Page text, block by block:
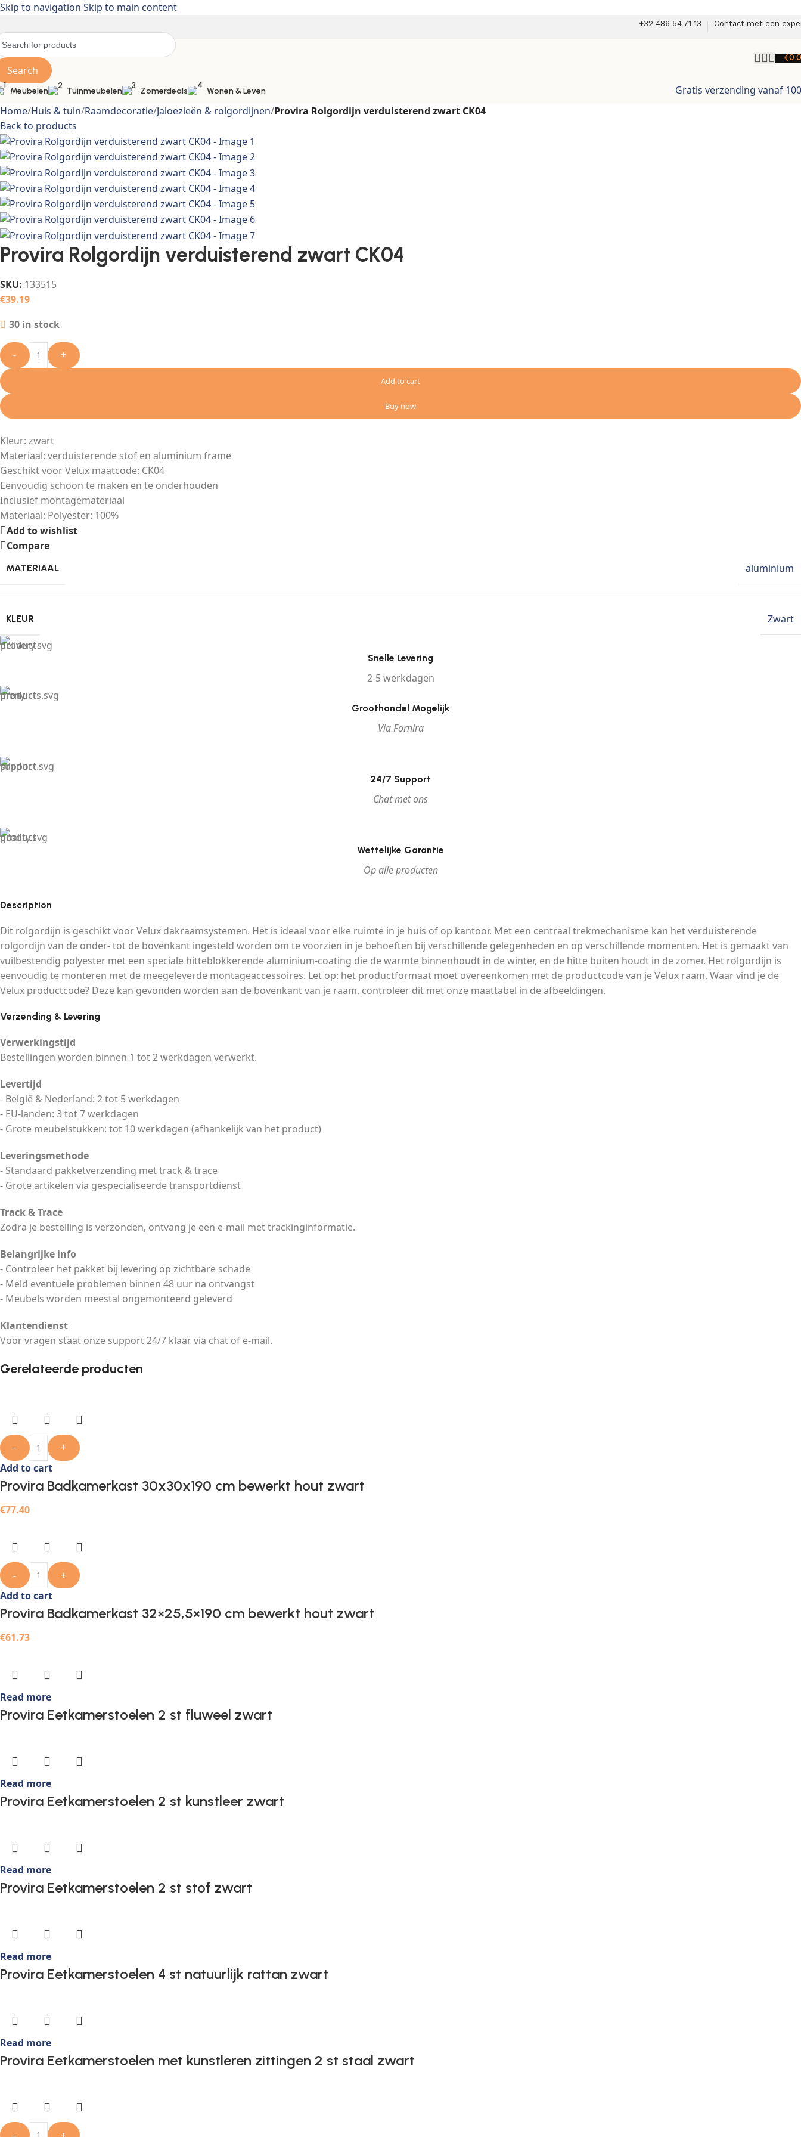
Skip to navigation Skip to main content
+32 486 54 71 13 Contact met een
Search
€
Meubelen Tuinmeubelen Zomerdeals Wonen & Leven
Gratis verzending vanaf
Home/Huis & tuin/Raamdecoratie/Jaloezieën & rolgordijnen/Provira Rolgordijn verduisterend zwart CK04
Back to products
Provira Rolgordijn verduisterend zwart CK04
SKU: 133515
€39.19
30 in stock
- +
Add to cart
Buy now
Kleur: zwart
Materiaal: verduisterende stof en aluminium frame
Geschikt voor Velux maatcode: CK04
Eenvoudig schoon te maken en te onderhouden
Inclusief montagemateriaal
Materiaal: Polyester: 100%
Add to wishlist
Compare
MATERIAAL aluminium
KLEUR Zwart
Snelle Levering
2-5 werkdagen
Groothandel Mogelijk
Via Fornira
24/7 Support
Chat met ons
Wettelijke Garantie
Op alle producten
Description
Dit rolgordijn is geschikt voor Velux dakraamsystemen. Het is ideaal voor elke ruimte in je huis of op kantoor. Met een centraal trekmechanisme kan het verduisterende
rolgordijn van de onder- tot de bovenkant ingesteld worden om te voorzien in je behoeften bij verschillende gelegenheden en op verschillende momenten. Het is gemaakt van
vuilbestendig polyester met een speciale hitteblokkerende aluminium-coating die de warmte binnenhoudt in de winter, en de hitte buiten houdt in de zomer. Het rolgordijn is
eenvoudig te monteren met de meegeleverde montageaccessoires. Let op: het productformaat moet overeenkomen met de productcode van je Velux raam. Waar vind je de
Velux productcode? Deze kan gevonden worden aan de bovenkant van je raam, controleer dit met onze maattabel in de afbeeldingen.
Verzending & Levering
Verwerkingstijd
Bestellingen worden binnen 1 tot 2 werkdagen verwerkt.
Levertijd
- België & Nederland: 2 tot 5 werkdagen
- EU-landen: 3 tot 7 werkdagen
- Grote meubelstukken: tot 10 werkdagen (afhankelijk van het product)
Leveringsmethode
- Standaard pakketverzending met track & trace
- Grote artikelen via gespecialiseerde transportdienst
Track & Trace
Zodra je bestelling is verzonden, ontvang je een e-mail met trackinginformatie.
Belangrijke info
- Controleer het pakket bij levering op zichtbare schade
- Meld eventuele problemen binnen 48 uur na ontvangst
- Meubels worden meestal ongemonteerd geleverd
Klantendienst
Voor vragen staat onze support 24/7 klaar via chat of e-mail.
Gerelateerde producten
-
+
Add to cart
Provira Badkamerkast 30x30x190 cm bewerkt hout zwart
€77.40
-
+
Add to cart
Provira Badkamerkast 32×25,5×190 cm bewerkt hout zwart
€61.73
Read more
Provira Eetkamerstoelen 2 st fluweel zwart
Read more
Provira Eetkamerstoelen 2 st kunstleer zwart
Read more
Provira Eetkamerstoelen 2 st stof zwart
Read more
Provira Eetkamerstoelen 4 st natuurlijk rattan zwart
Read more
Provira Eetkamerstoelen met kunstleren zittingen 2 st staal zwart